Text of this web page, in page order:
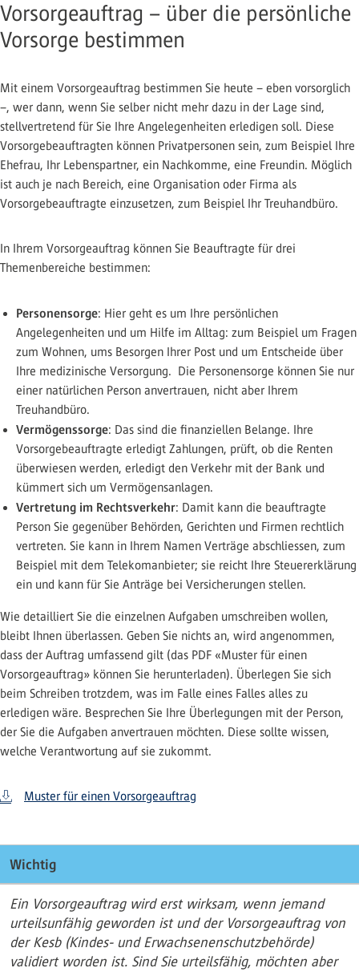
Vorsorgeauftrag – über die persönliche
Vorsorge bestimmen
Mit einem Vorsorgeauftrag bestimmen Sie heute – eben vorsorglich
–, wer dann, wenn Sie selber nicht mehr dazu in der Lage sind,
stellvertretend für Sie Ihre Angelegenheiten erledigen soll. Diese
Vorsorgebeauftragten können Privatpersonen sein, zum Beispiel Ihre
Ehefrau, Ihr Lebenspartner, ein Nachkomme, eine Freundin. Möglich
ist auch je nach Bereich, eine Organisation oder Firma als
Vorsorgebeauftragte einzusetzen, zum Beispiel Ihr Treuhandbüro.
In Ihrem Vorsorgeauftrag können Sie Beauftragte für drei
Themenbereiche bestimmen:
Personensorge: Hier geht es um Ihre persönlichen
Angelegenheiten und um Hilfe im Alltag: zum Beispiel um Fragen
zum Wohnen, ums Besorgen Ihrer Post und um Entscheide über
Ihre medizinische Versorgung. Die Personensorge können Sie nur
einer natürlichen Person anvertrauen, nicht aber Ihrem
Treuhandbüro.
Vermögenssorge: Das sind die finanziellen Belange. Ihre
Vorsorgebeauftragte erledigt Zahlungen, prüft, ob die Renten
überwiesen werden, erledigt den Verkehr mit der Bank und
kümmert sich um Vermögensanlagen.
Vertretung im Rechtsverkehr: Damit kann die beauftragte
Person Sie gegenüber Behörden, Gerichten und Firmen rechtlich
vertreten. Sie kann in Ihrem Namen Verträge abschliessen, zum
Beispiel mit dem Telekomanbieter; sie reicht Ihre Steuererklärung
ein und kann für Sie Anträge bei Versicherungen stellen.
Wie detailliert Sie die einzelnen Aufgaben umschreiben wollen,
bleibt Ihnen überlassen. Geben Sie nichts an, wird angenommen,
dass der Auftrag umfassend gilt (das PDF «Muster für einen
Vorsorgeauftrag» können Sie herunterladen). Überlegen Sie sich
beim Schreiben trotzdem, was im Falle eines Falles alles zu
erledigen wäre. Besprechen Sie Ihre Überlegungen mit der Person,
der Sie die Aufgaben anvertrauen möchten. Diese sollte wissen,
welche Verantwortung auf sie zukommt.
Muster für einen Vorsorgeauftrag
Wichtig
Ein Vorsorgeauftrag wird erst wirksam, wenn jemand
urteilsunfähig geworden ist und der Vorsorgeauftrag von
der Kesb (Kindes- und Erwachsenenschutzbehörde)
validiert worden ist. Sind Sie urteilsfähig, möchten aber